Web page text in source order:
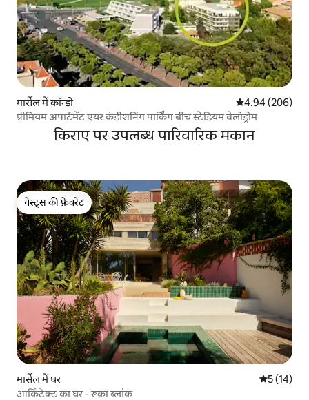
मार्सेल में कॉन्डो औसत रेटिंग 5 में से
4.94 (206)
प्रीमियम अपार्टमेंट एयर कंडीशनिंग पार्किंग बीच स्टेडियम वेलोड्रोम
किराए पर उपलब्ध पारिवारिक मकान
गेस्ट्स की फ़ेवरेट
गेस्ट्स की फ़ेवरेट
मार्सेल में घर औसत रेटिंग
5 (14)
आर्किटेक्ट का घर - रूका ब्लांक